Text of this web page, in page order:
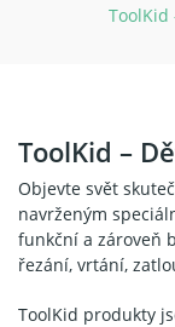
ToolKid –
Objevte svět
navrženým
funkční a zároveň
řezání, vrtání,
ToolKid produkty